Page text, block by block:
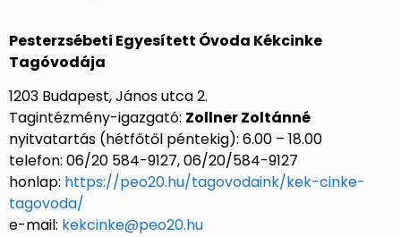
Pesterzsébeti Egyesített Óvoda Kékcinke
Tagóvodája
1203 Budapest, János utca 2.
Tagintézmény-igazgató: Zollner Zoltánné
nyitvatartás (hétfőtől péntekig): 6.00 – 18.00
telefon: 06/20 584-9127, 06/20/584-9127
honlap: https://peo20.hu/tagovodaink/kek-cinke-
tagovoda/
e-mail: kekcinke@peo20.hu